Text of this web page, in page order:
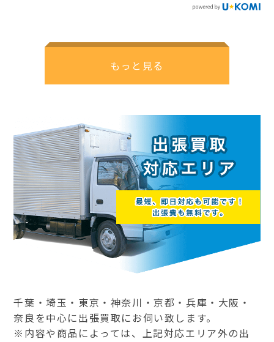
もっと見る
千葉・埼玉・東京・神奈川・京都・兵庫・大阪・
奈良を中心に出張買取にお伺い致します。
※内容や商品によっては、上記対応エリア外の出